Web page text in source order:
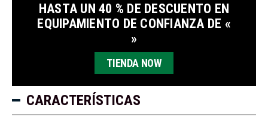
HASTA UN 40 % DE DESCUENTO EN
EQUIPAMIENTO DE CONFIANZA DE «
»
TIENDA NOW
CARACTERÍSTICAS